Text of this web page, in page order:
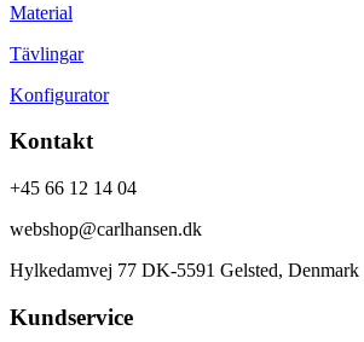
Material
Tävlingar
Konfigurator
Kontakt
+45 66 12 14 04
webshop@carlhansen.dk
Hylkedamvej 77 DK-5591 Gelsted, Denmark
Kundservice